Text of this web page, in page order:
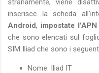
stranamente, viene
inserisce la scheda
Android, impostate
che sono elencati sul
SIM Iliad che sono i
Nome: Iliad IT